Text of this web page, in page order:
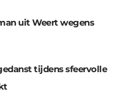
uit Weert wegens
tijdens sfeervolle